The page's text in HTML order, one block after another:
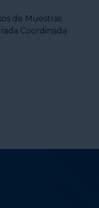
de Muestras
Coordinada